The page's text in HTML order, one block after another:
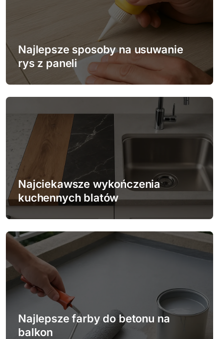
w
i
Najlepsze sposoby na usuwanie
rys z paneli
Najciekawsze wykończenia
kuchennych blatów
Najlepsze farby do betonu na
balkon